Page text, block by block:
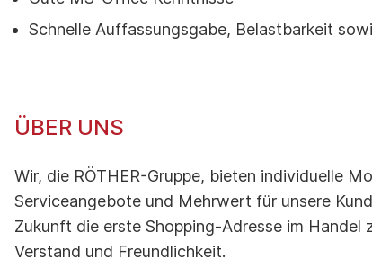
Schnelle Auffassungsgabe, Belastbarkeit
ÜBER UNS
Wir, die RÖTHER-Gruppe, bieten individuelle
Serviceangebote und Mehrwert für unsere
Zukunft die erste Shopping-Adresse im Handel
Verstand und Freundlichkeit.